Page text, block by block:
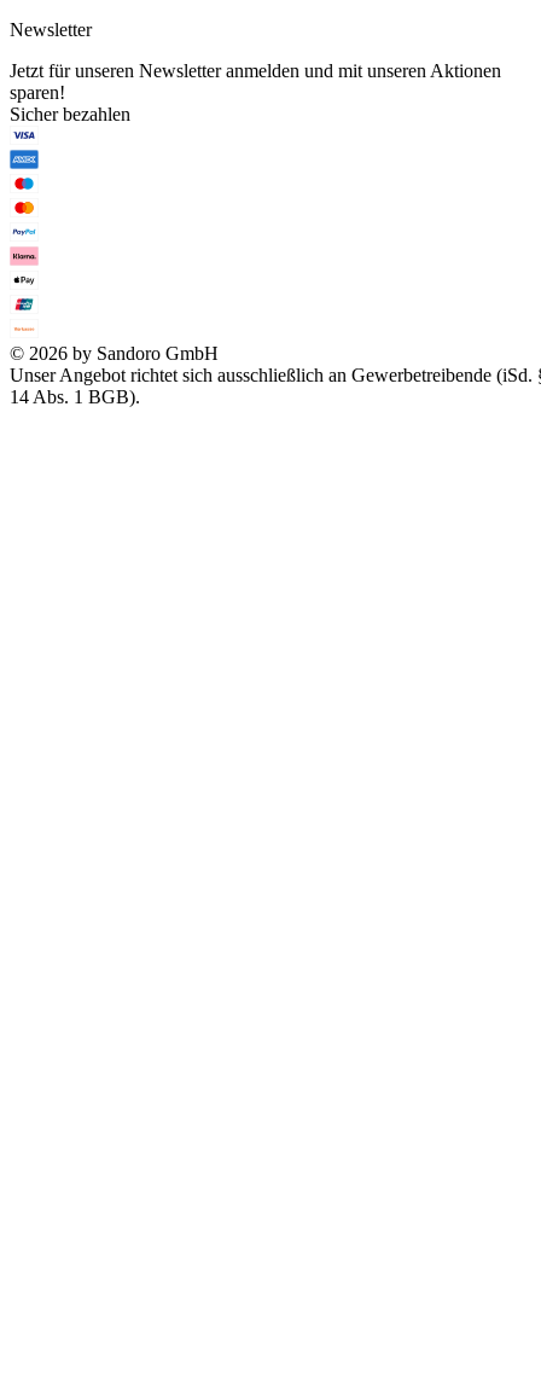
Newsletter
Jetzt für unseren Newsletter anmelden und mit unseren Aktionen
sparen!
Sicher bezahlen
© 2026 by Sandoro GmbH
Unser Angebot richtet sich ausschließlich an Gewerbetreibende (iSd.
14 Abs. 1 BGB).